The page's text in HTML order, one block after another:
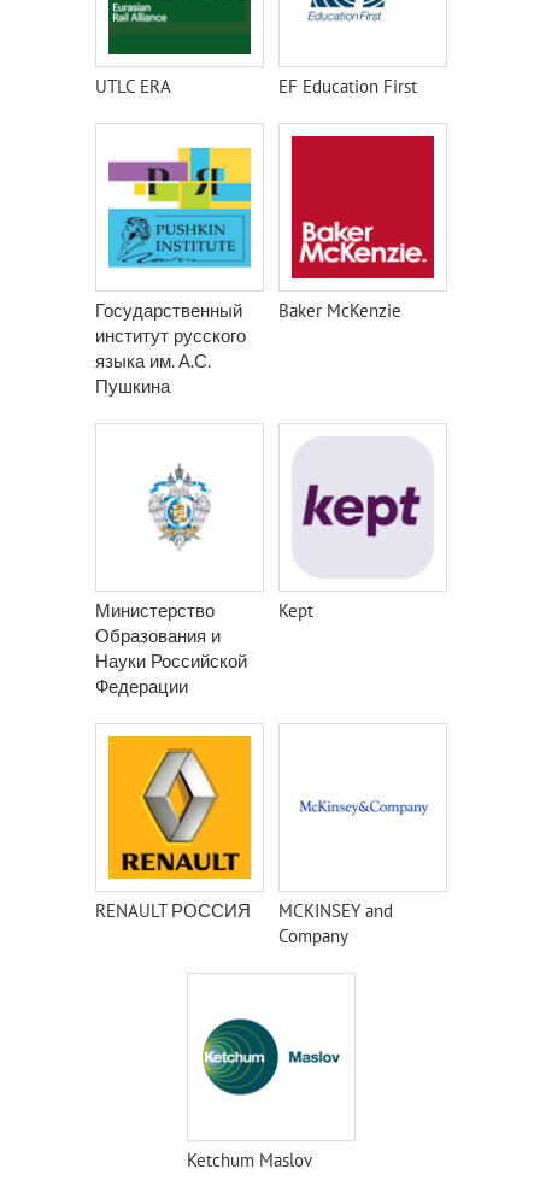
UTLC ERA EF Education First
Государственный
институт русского
языка им. А.С.
Пушкина
Baker McKenzie
Министерство
Образования и
Науки Российской
Федерации
Kept
RENAULT РОССИЯ
MCKINSEY and
Company
Ketchum Maslov